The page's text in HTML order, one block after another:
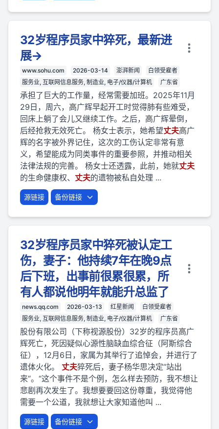
32岁程序员家中猝死，最新进
展→
www.sohu.com 2026-03-14 澎湃新闻
白领受雇者
服务业, 互联网信息服务, 制造业, 电子/仪器/计算机
广东省
承担了巨大的工作量，经常需要加班。2025年11月
29日，周六，高广辉早起开工时觉得肺有些难受，
回床上躺了会儿又继续工作。之后，高广辉晕倒，
后经抢救无效死亡。 杨女士表示，她希望丈夫高广
辉的名字被外界记住，这次的工伤认定非常有意
义，希望能成为同类事件的重要参照，并推动相关
法律法规的完善。 杨女士还透露，此前，她就丈夫
的生命健康权、 丈夫的遗物被私自处理 ...
源链接 备份链接
32岁程序员家中猝死被认定工
伤，妻子：他持续7年在晚9点
后下班，出事前很累很累，所
有人都说他明年就能升总监了
news.qq.com 2026-03-13 红星新闻
白领受雇者
服务业, 互联网信息服务, 制造业, 电子/仪器/计算机
广东省
股份有限公司（下称视源股份）32岁的程序员高广
辉死亡，死因疑似心源性脑缺血综合征（阿斯综合
征），12月6日，家属为其举行了追悼会，并进行了
遗体火化。 丈夫猝死后，妻子杨华思决定“站出
来”。“这个事件不是个例，怎么样去预防，我不想让
悲剧再次发生了。我想要要回这份尊重，我觉得他
需要一个公道，我就想让大家知道他叫 ...
源链接 备份链接